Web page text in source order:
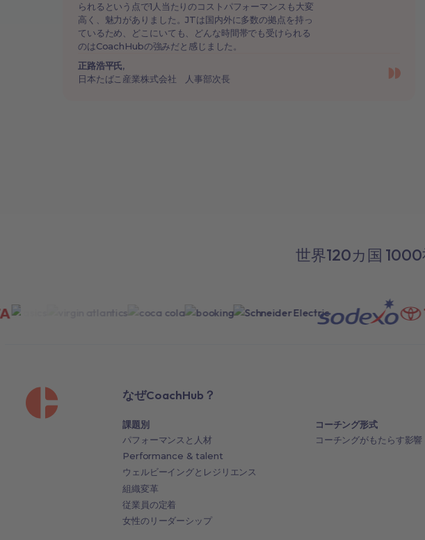
られるという点で1人当たりのコストパフォーマンスも大変
高く、魅力がありました。JTは国内外に多数の拠点を持っ
ているため、どこにいても、どんな時間帯でも受けられる
のはCoachHubの強みだと感じました。
正路浩平氏,
日本たばこ産業株式会社 人事部次長
世界120カ国
なぜCoachHub？
課題別
パフォーマンスと人材
Performance & talent
ウェルビーイングとレジリエンス
組織変革
従業員の定着
女性のリーダーシップ
コーチング形式
コーチングがもたらす影響